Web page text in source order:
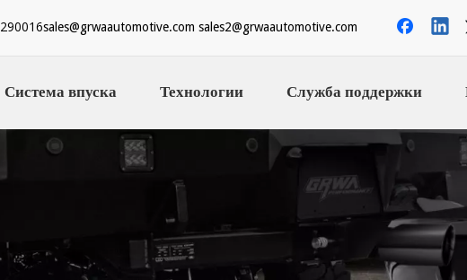
sales@grwaautomotive.com sales2@grwaautomotive.com
Система впуска Технологии Служба поддержки